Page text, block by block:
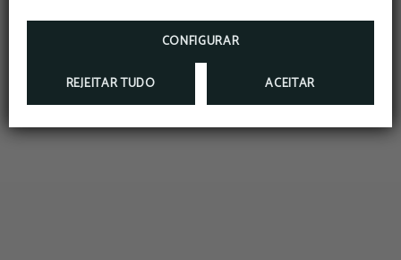
CONFIGURAR
REJEITAR TUDO ACEITAR